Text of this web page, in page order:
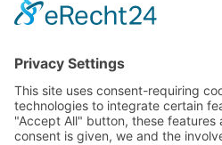
photovoltaik hausbau
fenster
fußboden rund